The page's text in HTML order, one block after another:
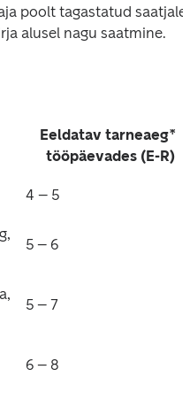
poolt tagastatud saatjale,
alusel nagu saatmine.
Eeldatav tarneaeg*
tööpäevades (E-R)
4 – 5
5 – 6
5 – 7
6 – 8